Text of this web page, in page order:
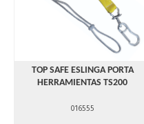
TOP SAFE ESLINGA PORTA
HERRAMIENTAS TS200
016555